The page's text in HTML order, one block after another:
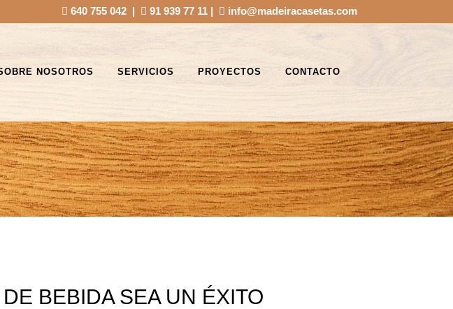
640 755 042 | 91 939 77 11 | info@madeiracasetas.com
NOSOTROS SERVICIOS PROYECTOS CONTACTO
BEBIDA SEA UN ÉXITO